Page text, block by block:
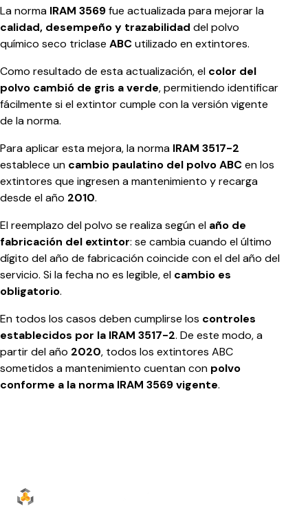
La norma IRAM 3569fue actualizada para mejorar la
calidad, desempeño y trazabilidad del polvo
químico seco triclase ABCutilizado en extintores.
Como resultado de esta actualización, el color del
polvo cambió de gris a verde, permitiendo identificar
fácilmente si el extintor cumple con la versión vigente
de la norma.
Para aplicar esta mejora, la norma IRAM 3517-2
establece un cambio paulatino del polvo ABCen los
extintores que ingresen a mantenimiento y recarga
desde el año 2010.
El reemplazo del polvo se realiza según el año de
fabricación del extintor: se cambia cuando el último
dígito del año de fabricación coincide con el del año del
servicio. Si la fecha no es legible, el cambio es
obligatorio.
En todos los casos deben cumplirse los controles
establecidos por la IRAM 3517-2. De este modo, a
partir del año 2020, todos los extintores ABC
sometidos a mantenimiento cuentan con polvo
conforme a la norma IRAM 3569 vigente.